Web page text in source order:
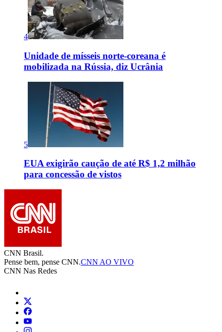
4
Unidade de mísseis norte-coreana é
mobilizada na Rússia, diz Ucrânia
5
EUA exigirão caução de até R$ 1,2 milhão
para concessão de vistos
CNN Brasil.
Pense bem, pense CNN.CNN AO VIVO
CNN Nas Redes